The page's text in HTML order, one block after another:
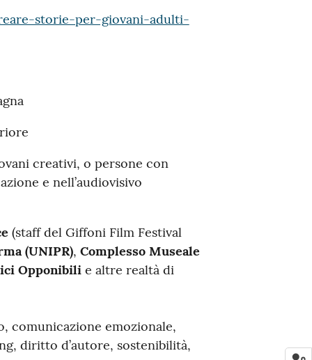
storie-per-giovani-adulti-
creativi, o persone con
e nell’audiovisivo
(staff del Giffoni Film Festival
(UNIPR), Complesso Museale
Opponibilie altre realtà di
comunicazione emozionale,
diritto d’autore, sostenibilità,